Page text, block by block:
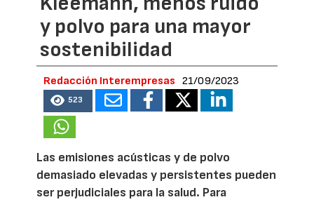
y polvo para una mayor
sostenibilidad
Redacción Interempresas 21/09/2023
523
Las emisiones acústicas y de polvo
demasiado elevadas y persistentes pueden
ser perjudiciales para la salud. Para